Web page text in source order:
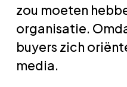
zou moeten
organisatie.
buyers zich
media.